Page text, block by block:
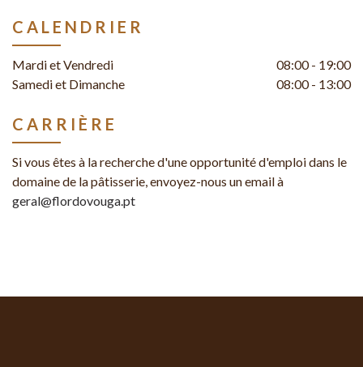
CALENDRIER
Mardi et Vendredi
08:00 - 19:00
Samedi et Dimanche
08:00 - 13:00
CARRIÈRE
Si vous êtes à la recherche d'une opportunité d'emploi dans le
domaine de la pâtisserie, envoyez-nous un email à
geral@flordovouga.pt